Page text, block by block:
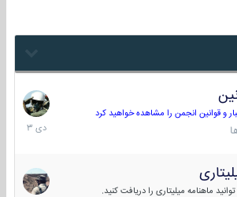
قوانین انجمن را مشاهده خواهید کرد
22
دی
1403
ماهنامه میلیتاری را دریافت کنید.
30